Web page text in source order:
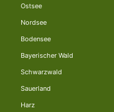
Ostsee
Nordsee
Bodensee
Bayerischer Wald
Schwarzwald
Sauerland
Harz